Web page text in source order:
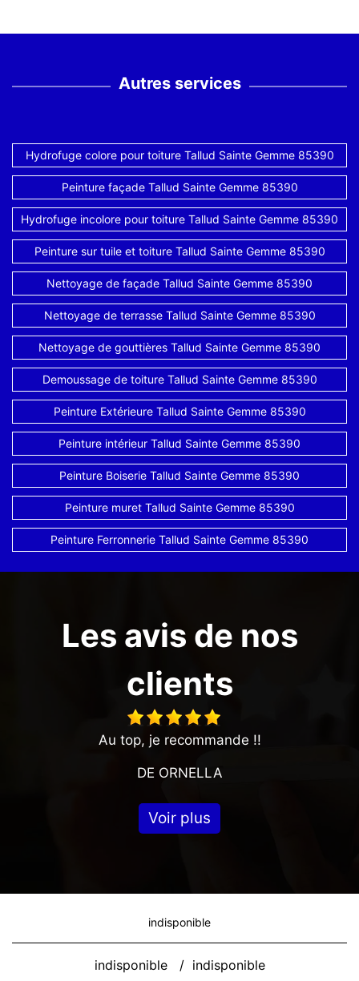
Autres services
Hydrofuge colore pour toiture Tallud Sainte Gemme 85390
Peinture façade Tallud Sainte Gemme 85390
Hydrofuge incolore pour toiture Tallud Sainte Gemme 85390
Peinture sur tuile et toiture Tallud Sainte Gemme 85390
Nettoyage de façade Tallud Sainte Gemme 85390
Nettoyage de terrasse Tallud Sainte Gemme 85390
Nettoyage de gouttières Tallud Sainte Gemme 85390
Demoussage de toiture Tallud Sainte Gemme 85390
Peinture Extérieure Tallud Sainte Gemme 85390
Peinture intérieur Tallud Sainte Gemme 85390
Peinture Boiserie Tallud Sainte Gemme 85390
Peinture muret Tallud Sainte Gemme 85390
Peinture Ferronnerie Tallud Sainte Gemme 85390
Les avis de nos
clients
Au top, je recommande !!
DE ORNELLA
Voir plus
indisponible
indisponible / indisponible